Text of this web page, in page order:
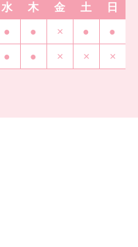
水 木 金 土 日
● ● × ● ●
● ● × × ×